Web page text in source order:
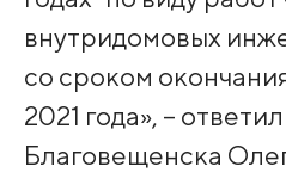
внутридомовых
со сроком
2021 года», –
Благовещенска